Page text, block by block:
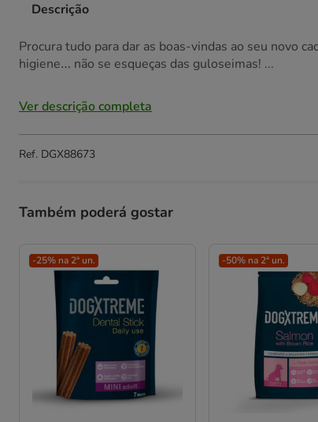
Descrição
Procura tudo para dar as boas-vindas ao seu novo
higiene… não se esqueças das guloseimas! ...
Ver descrição completa
Ref. DGX88673
Também poderá gostar
-25% na 2ª un. -50% na 2ª un.